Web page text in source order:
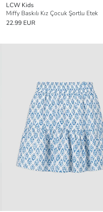
LCW Kids
Miffy Baskılı Kız Çocuk Şortlu Etek
22.99 EUR